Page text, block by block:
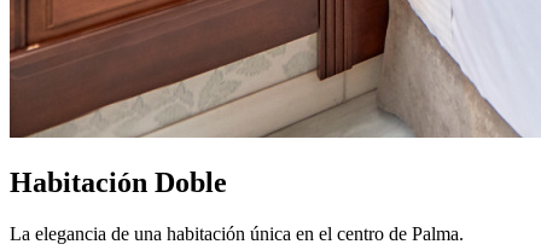
Habitación Doble
La elegancia de una habitación única en el centro de Palma.